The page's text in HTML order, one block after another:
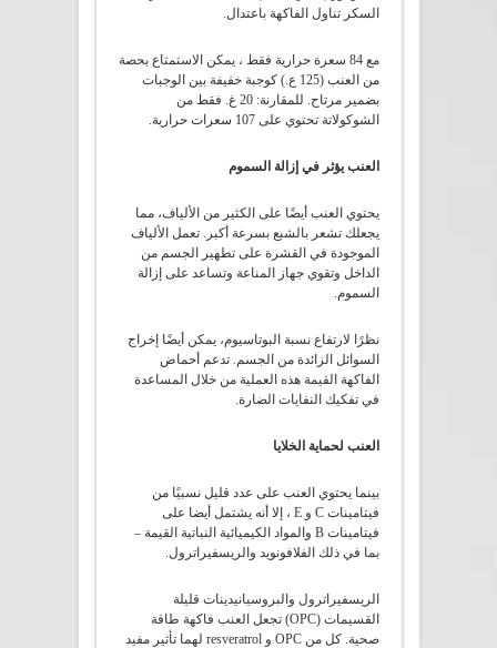
السكر تناول الفاكهة باعتدال.
مع 84 سعرة حرارية فقط ، يمكن الاستمتاع بحصة
من العنب (125 ع.) كوجبة خفيفة بين الوجبات
بضمير مرتاح. للمقارنة: 20 غ. فقط من
الشوكولاتة تحتوي على 107 سعرات حرارية.
العنب يؤثر في إزالة السموم
يحتوي العنب أيضًا على الكثير من الألياف، مما
يجعلك تشعر بالشبع بسرعة أكبر. تعمل الألياف
الموجودة في القشرة على تطهير الجسم من
الداخل وتقوي جهاز المناعة وتساعد على إزالة
السموم.
نظرًا لارتفاع نسبة البوتاسيوم، يمكن أيضًا إخراج
السوائل الزائدة من الجسم. تدعم أحماض
الفاكهة القيمة هذه العملية من خلال المساعدة
في تفكيك النفايات الضارة.
العنب لحماية الخلايا
بينما يحتوي العنب على عدد قليل نسبيًا من
فيتامينات C و E ، إلا أنه يشتمل أيضا على
فيتامينات B والمواد الكيميائية النباتية القيمة –
بما في ذلك الفلافونويد والريسفيراترول.
الريسفيراترول والبروسيانيدينات قليلة
القسيمات (OPC) تجعل العنب فاكهة طاقة
صحية. كل من OPC و resveratrol لهما تأثير مفيد